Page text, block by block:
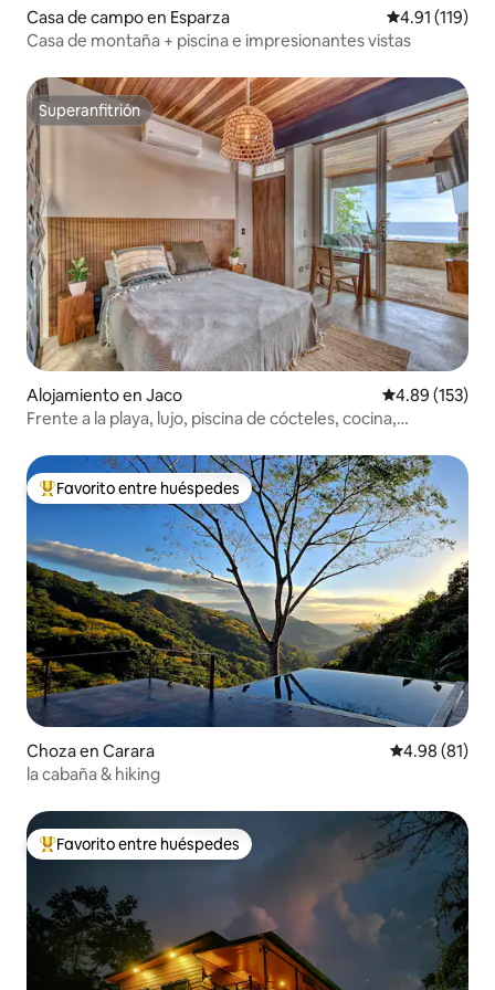
Casa de campo en Esparza Calificación
4.91 (119)
Casa de montaña + piscina e impresionantes vistas
Superanfitrión
Superanfitrión
Alojamiento en Jaco Calificación
4.89 (153)
Frente a la playa, lujo, piscina de cócteles, cocina,
Favorito entre huéspedes preferido
Favorito entre huéspedes
Choza en Carara Calificación
4.98 (81)
la cabaña & hiking
Favorito entre huéspedes preferido
Favorito entre huéspedes